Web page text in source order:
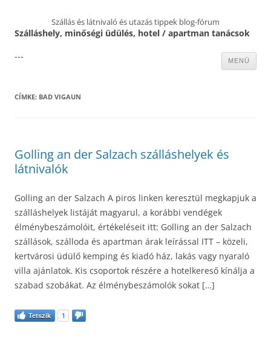
Szállás és látnivaló és utazás tippek blog-fórum
Szálláshely, minőségi üdülés, hotel / apartman tanácsok
MENÜ
---
CÍMKE: BAD VIGAUN
Golling an der Salzach szálláshelyek és
látnivalók
Golling an der Salzach A piros linken keresztül megkapjuk a
szálláshelyek listáját magyarul, a korábbi vendégek
élménybeszámolóit, értékeléseit itt: Golling an der Salzach
szállások, szálloda és apartman árak leírással ITT – közeli,
kertvárosi üdülő kemping és kiadó ház, lakás vagy nyaraló
villa ajánlatok. Kis csoportok részére a hotelkereső kínálja a
szabad szobákat. Az élménybeszámolók sokat […]
Tetszik 1